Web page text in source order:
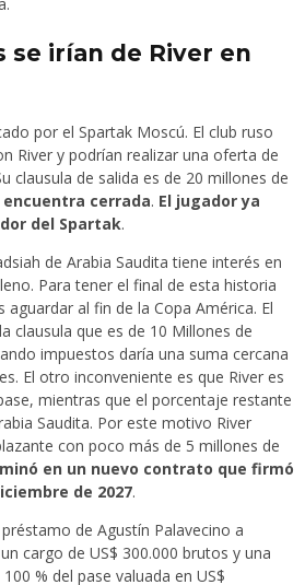
se irían de River en
por el Spartak Moscú. El club ruso
River y podrían realizar una oferta de
clausula de salida es de 20 millones de
cerrada. El jugador ya
del Spartak.
de Arabia Saudita tiene interés en
Para tener el final de esta historia
al fin de la Copa América. El
clausula que es de 10 Millones de
impuestos daría una suma cercana
El otro inconveniente es que River es
mientras que el porcentaje restante
Saudita. Por este motivo River
con poco más de 5 millones de
en un nuevo contrato que firmó
de 2027.
préstamo de Agustín Palavecino a
cargo de US$ 300.000 brutos y una
% del pase valuada en US$